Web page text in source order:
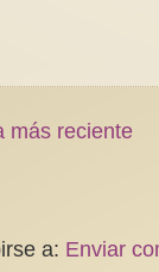
más reciente
a: Enviar